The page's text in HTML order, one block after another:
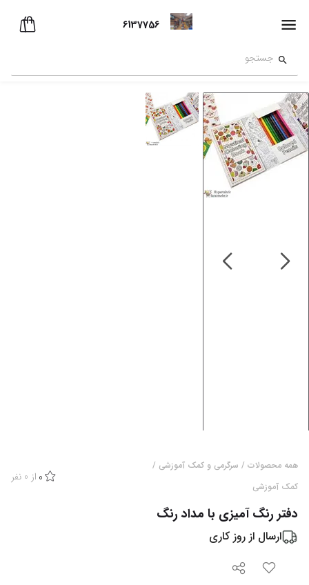
6137756
همه محصولات / سرگرمی و کمک آموزشی /
کمک آموزشی
0 از 0 نفر
دفتر رنگ آمیزی با مداد رنگ
ارسال از روز کاری